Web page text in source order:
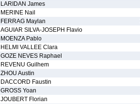
LARIDAN James
MERINE Nail
FERRAG Maylan
AGUIAR SILVA-JOSEPH Flavio
MOENZA Pablo
HELMI VALLEE Clara
GOZE NEVES Raphael
REVENU Guilhem
ZHOU Austin
DACCORD Faustin
GROSS Yoan
JOUBERT Florian